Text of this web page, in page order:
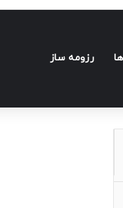
رزومه ساز